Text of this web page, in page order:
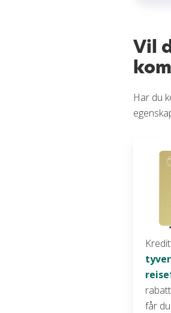
Vil
Har du
får